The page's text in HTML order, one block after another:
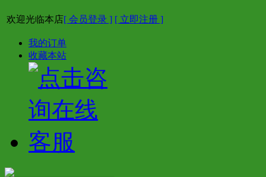
欢迎光临本店[ 会员登录 ] [ 立即注册 ]
我的订单
收藏本站